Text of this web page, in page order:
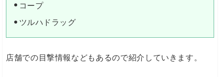
コープ
ツルハドラッグ
店舗での目撃情報などもあるので紹介していきます。